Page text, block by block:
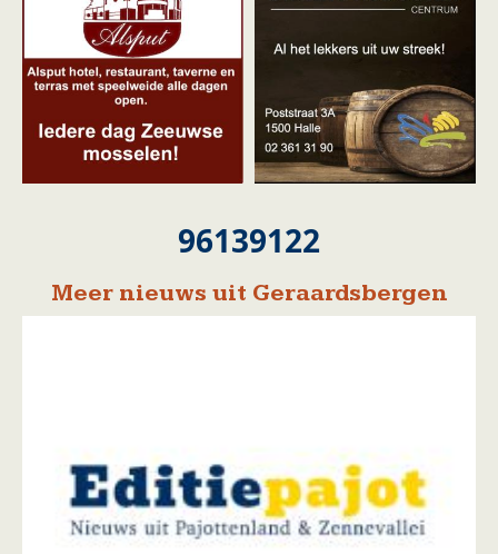
96139122
Meer nieuws uit Geraardsbergen